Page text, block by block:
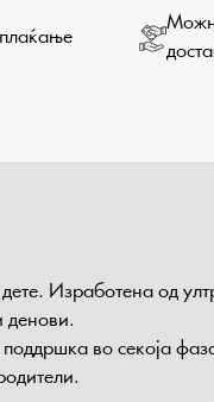
Изработена од
денови.
во секоја